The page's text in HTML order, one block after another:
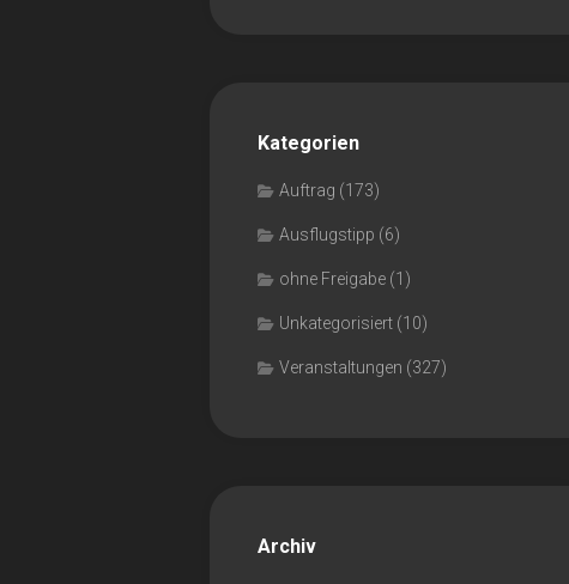
Kategorien
Auftrag (173)
Ausflugstipp (6)
ohne Freigabe (1)
Unkategorisiert (10)
Veranstaltungen (327)
Archiv